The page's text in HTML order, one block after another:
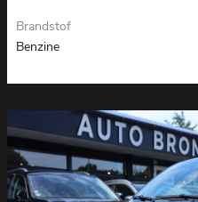
Brandstof
Benzine